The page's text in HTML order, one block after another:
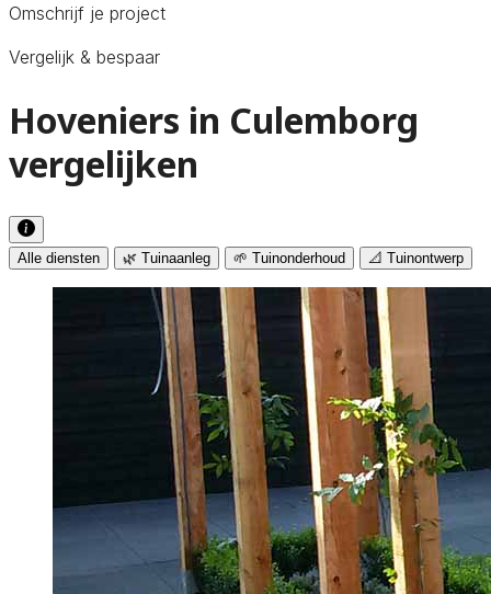
Omschrijf je project
Vergelijk & bespaar
Hoveniers in Culemborg
vergelijken
Alle diensten 🌿 Tuinaanleg 🌱 Tuinonderhoud 📐 Tuinontwerp